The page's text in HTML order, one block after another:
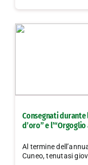
Consegnati durante
d’oro” e
Al termine
Cuneo, tenutasi